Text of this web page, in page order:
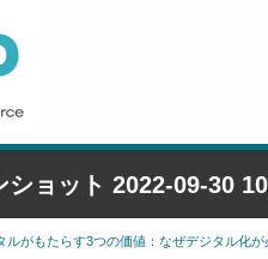
ショット 2022-09-30
ルがもたらす3つの価値：なぜデジタル化が